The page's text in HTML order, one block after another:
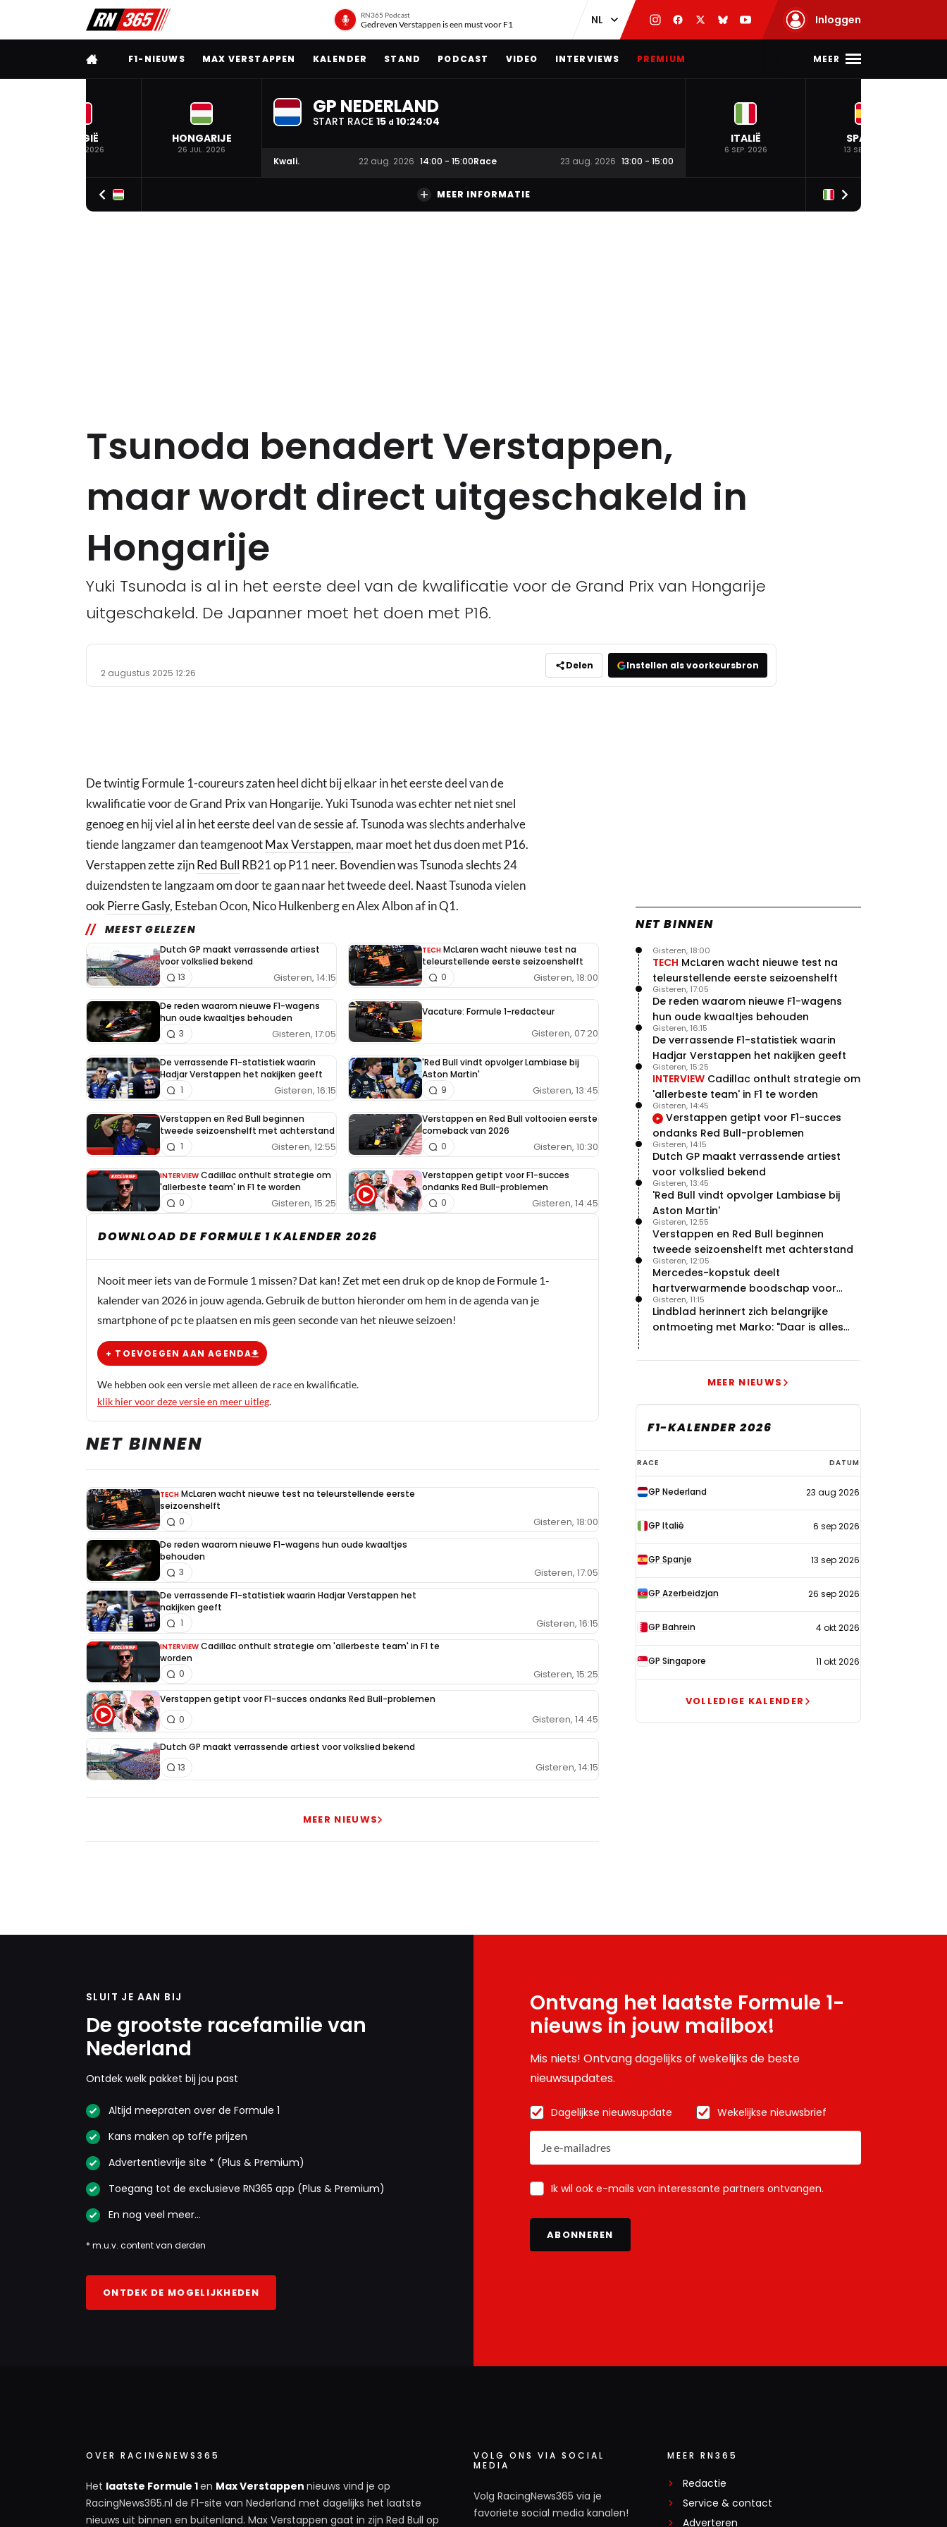
RN365 Podcast
Gedreven Verstappen is een must voor F1 Inloggen
VOLLEDIG MENU
F1-NIEUWS MAX VERSTAPPEN KALENDER STAND PODCAST VIDEO INTERVIEWS PREMIUM MEER
BELGIË
19 JUL. 2026
HONGARIJE
26 JUL. 2026
GP NEDERLAND
START RACE 15 d 10:24:03
Kwali. 22 aug. 2026 14:00 - 15:00Race 23 aug. 2026 13:00 - 15:00
ITALIË
6 SEP. 2026
SPANJE
13 SEP. 2026
MEER INFORMATIE
Tsunoda benadert Verstappen,
maar wordt direct uitgeschakeld in
Hongarije
Yuki Tsunoda is al in het eerste deel van de kwalificatie voor de Grand Prix van Hongarije
uitgeschakeld. De Japanner moet het doen met P16.
2 augustus 2025 12:26
Delen Instellen als voorkeursbron
De twintig Formule 1-coureurs zaten heel dicht bij elkaar in het eerste deel van de
kwalificatie voor de Grand Prix van Hongarije. Yuki Tsunoda was echter net niet snel
genoeg en hij viel al in het eerste deel van de sessie af. Tsunoda was slechts anderhalve
tiende langzamer dan teamgenootMax Verstappen, maar moet het dus doen met P16.
Verstappen zette zijnRed Bull RB21 op P11 neer. Bovendien was Tsunoda slechts 24
duizendsten te langzaam om door te gaan naar het tweede deel. Naast Tsunoda vielen
ookPierre Gasly, Esteban Ocon, Nico Hulkenberg en Alex Albon af in Q1.
MEEST GELEZEN
Dutch GP maakt verrassende artiest
voor volkslied bekend
Gisteren, 14:15
13
TECH McLaren wacht nieuwe test na
teleurstellende eerste seizoenshelft
Gisteren, 18:00
0
De reden waarom nieuwe F1-wagens
hun oude kwaaltjes behouden
Gisteren, 17:05
3
Vacature: Formule 1-redacteur
Gisteren, 07:20
De verrassende F1-statistiek waarin
Hadjar Verstappen het nakijken geeft
Gisteren, 16:15
1
'Red Bull vindt opvolger Lambiase bij
Aston Martin'
Gisteren, 13:45
9
Verstappen en Red Bull beginnen
tweede seizoenshelft met achterstand
Gisteren, 12:55
1
Verstappen en Red Bull voltooien eerste
comeback van 2026
Gisteren, 10:30
0
INTERVIEW Cadillac onthult strategie om
'allerbeste team' in F1 te worden
Gisteren, 15:25
0
Verstappen getipt voor F1-succes
ondanks Red Bull-problemen
Gisteren, 14:45
0
DOWNLOAD DE FORMULE 1 KALENDER 2026
Nooit meer iets van de Formule 1 missen? Dat kan! Zet met een druk op de knop de Formule 1-
kalender van 2026 in jouw agenda. Gebruik de button hieronder om hem in de agenda van je
smartphone of pc te plaatsen en mis geen seconde van het nieuwe seizoen!
+ TOEVOEGEN AAN AGENDA
We hebben ook een versie met alleen de race en kwalificatie.
klik hier voor deze versie en meer uitleg.
NET BINNEN
TECH McLaren wacht nieuwe test na teleurstellende eerste
seizoenshelft
Gisteren, 18:00
0
De reden waarom nieuwe F1-wagens hun oude kwaaltjes
behouden
Gisteren, 17:05
3
De verrassende F1-statistiek waarin Hadjar Verstappen het
nakijken geeft
Gisteren, 16:15
1
INTERVIEW Cadillac onthult strategie om 'allerbeste team' in F1 te
worden
Gisteren, 15:25
0
Verstappen getipt voor F1-succes ondanks Red Bull-problemen
Gisteren, 14:45
0
Dutch GP maakt verrassende artiest voor volkslied bekend
Gisteren, 14:15
13
MEER NIEUWS
NET BINNEN
TECH McLaren wacht nieuwe test na
teleurstellende eerste seizoenshelft
Gisteren, 18:00
De reden waarom nieuwe F1-wagens
hun oude kwaaltjes behouden
Gisteren, 17:05
De verrassende F1-statistiek waarin
Hadjar Verstappen het nakijken geeft
Gisteren, 16:15
INTERVIEW Cadillac onthult strategie om
'allerbeste team' in F1 te worden
Gisteren, 15:25
Verstappen getipt voor F1-succes
ondanks Red Bull-problemen
Gisteren, 14:45
Dutch GP maakt verrassende artiest
voor volkslied bekend
Gisteren, 14:15
'Red Bull vindt opvolger Lambiase bij
Aston Martin'
Gisteren, 13:45
Verstappen en Red Bull beginnen
tweede seizoenshelft met achterstand
Gisteren, 12:55
Mercedes-kopstuk deelt
hartverwarmende boodschap voor
overstap naar Red Bull
Gisteren, 12:05
Lindblad herinnert zich belangrijke
ontmoeting met Marko: "Daar is alles
Gisteren, 11:15
MEER NIEUWS
F1-KALENDER 2026
F1-
kalender
2026
RACE DATUM
GP Nederland 23 aug 2026
GP Italië 6 sep 2026
GP Spanje 13 sep 2026
GP Azerbeidzjan 26 sep 2026
GP Bahrein 4 okt 2026
GP Singapore 11 okt 2026
VOLLEDIGE KALENDER
SLUIT JE AAN BIJ
De grootste racefamilie van
Nederland
Ontdek welk pakket bij jou past
Altijd meepraten over de Formule 1
Kans maken op toffe prijzen
Advertentievrije site * (Plus & Premium)
Toegang tot de exclusieve RN365 app (Plus & Premium)
En nog veel meer…
* m.u.v. content van derden
ONTDEK DE MOGELIJKHEDEN
Ontvang het laatste Formule 1-
nieuws in jouw mailbox!
Mis niets! Ontvang dagelijks of wekelijks de beste
nieuwsupdates.
Dagelijkse nieuwsupdate Wekelijkse nieuwsbrief
Ik wil ook e-mails van interessante partners ontvangen.
ABONNEREN
OVER RACINGNEWS365
Het laatste Formule 1en Max Verstappen nieuws vind je op
RacingNews365.nl de F1-site van Nederland met dagelijks het laatste
nieuws uit binnen en buitenland. Max Verstappen gaat in zijn Red Bull op
VOLG ONS VIA SOCIAL
MEDIA
Volg RacingNews365 via je
favoriete social media kanalen!
MEER RN365
Redactie
Service & contact
Adverteren